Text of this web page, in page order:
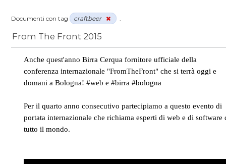
Elementi Navigazione
News / craftbeer
Documenti con tag craftbeer
From The Front 2015
Anche quest'anno Birra Cerqua fornitore ufficiale della
conferenza internazionale "FromTheFront" che si terrà oggi e
domani a Bologna! #web e #birra #bologna
Per il quarto anno consecutivo partecipiamo a questo evento di
portata internazionale che richiama esperti di web e di software
tutto il mondo.